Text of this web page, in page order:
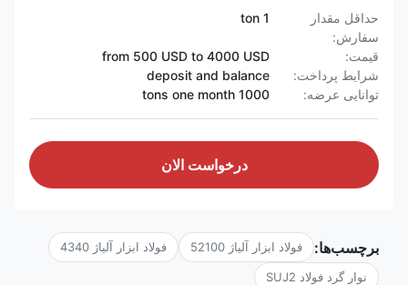
حداقل مقدار
سفارش:
قیمت:
from 500 USD to 4000 USD
شرایط پرداخت:
deposit and balance
توانایی عرضه:
1000 tons one month
درخواست الان
برچسب‌ها: فولاد ابزار آلیاژ 52100 فولاد ابزار آلیاژ 4340
نوار گرد فولاد SUJ2